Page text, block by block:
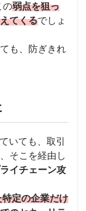
の弱点を狙っ
てくるでしょ
も、防ぎきれ
いても、取引
そこを経由し
ライチェーン攻
特定の企業だけ